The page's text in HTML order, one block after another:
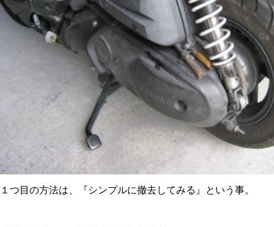
１つ目の方法は、『シンプルに撤去してみる』という事。